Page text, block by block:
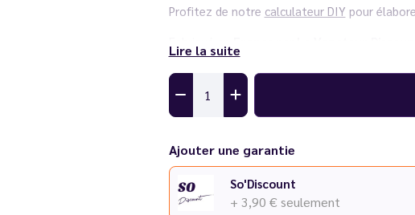
Profitez de notre calculateur DIY pour
Lire la suite
Ajouter une garantie
So'Discount
+ 3,90 € seulement